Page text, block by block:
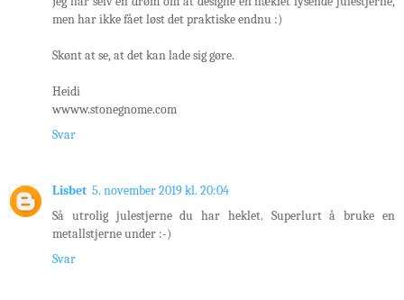
men har ikke fået løst det praktiske endnu :)
Skønt at se, at det kan lade sig gøre.
Heidi
wwww.stonegnome.com
Svar
Lisbet 5. november 2019 kl. 20:04
Så utrolig julestjerne du har heklet. Superlurt å bruke en
metallstjerne under :-)
Svar